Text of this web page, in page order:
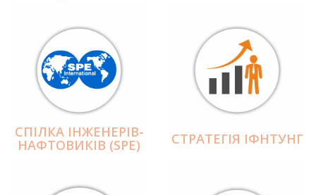
СПІЛКА ІНЖЕНЕРІВ-
НАФТОВИКІВ (SPE) СТРАТЕГІЯ ІФНТУНГ